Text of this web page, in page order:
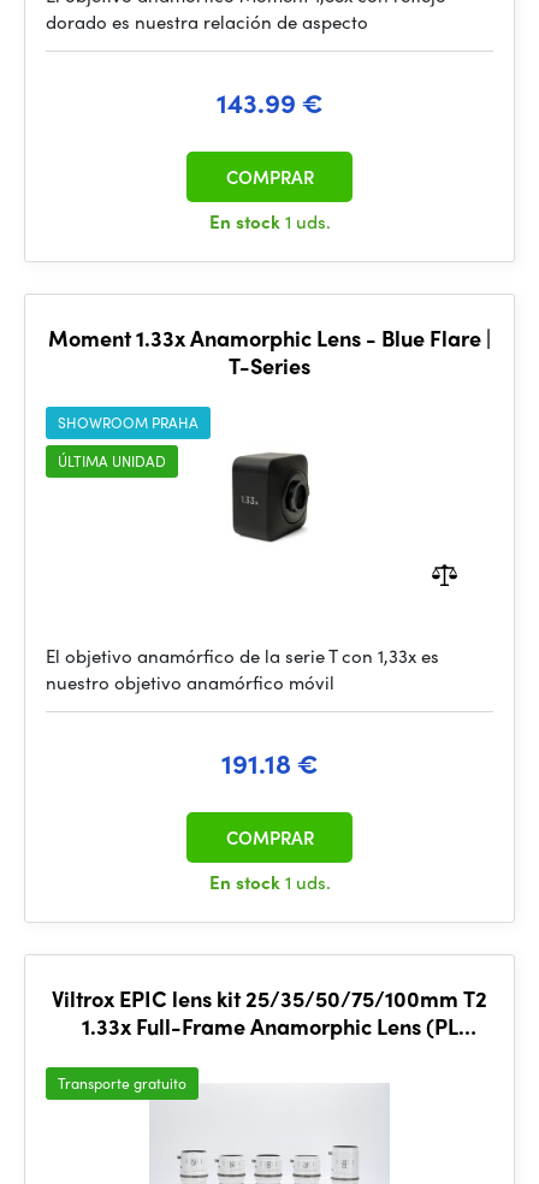
dorado es nuestra relación de aspecto
143.99 €
En stock1 uds.
COMPRAR
Moment 1.33x Anamorphic Lens - Blue Flare |
T-Series
SHOWROOM PRAHA
ÚLTIMA UNIDAD
El objetivo anamórfico de la serie T con 1,33x es
nuestro objetivo anamórfico móvil
191.18 €
En stock1 uds.
COMPRAR
Viltrox EPIC lens kit 25/35/50/75/100mm T2
1.33x Full-Frame Anamorphic Lens (PL
Transporte gratuito